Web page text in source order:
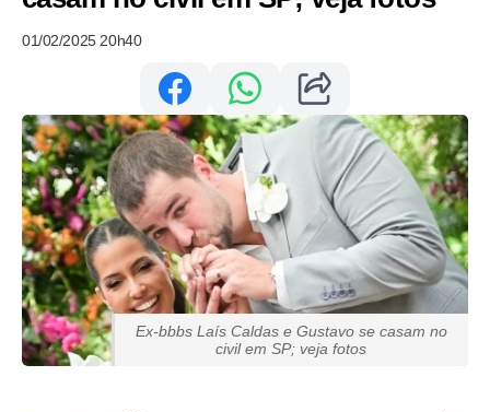
01/02/2025 20h40
Ex-bbbs Laís Caldas e Gustavo se casam no
civil em SP; veja fotos